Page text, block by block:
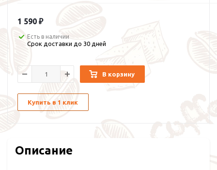
1 590 ₽
Есть в наличии
Срок доставки до 30 дней
В корзину
Купить в 1 клик
Описание